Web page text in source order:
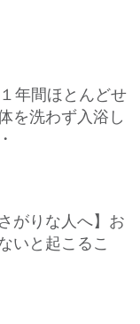
年間ほとんどせ
を洗わず入浴し
がりな人へ】お
いと起こるこ